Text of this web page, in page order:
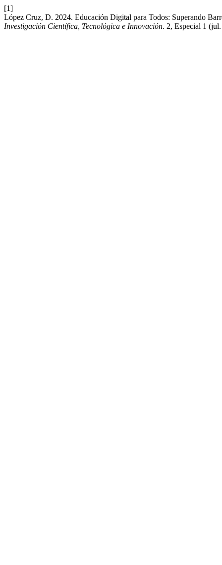
[1]
López Cruz, D. 2024. Educación Digital para Todos: Superando
Investigación Científica, Tecnológica e Innovación. 2, Especial 1